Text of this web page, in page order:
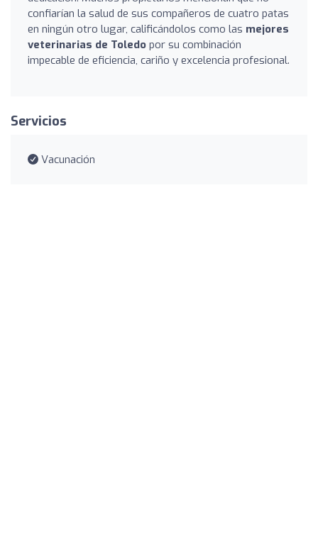
confiarían la salud de sus compañeros de cuatro patas
en ningún otro lugar, calificándolos como las mejores
veterinarias de Toledo por su combinación
impecable de eficiencia, cariño y excelencia profesional.
Servicios
Vacunación